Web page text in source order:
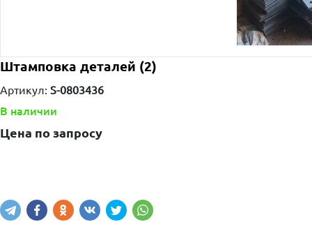
Штамповка деталей (2)
Артикул: S-0803436
В наличии
Цена по запросу